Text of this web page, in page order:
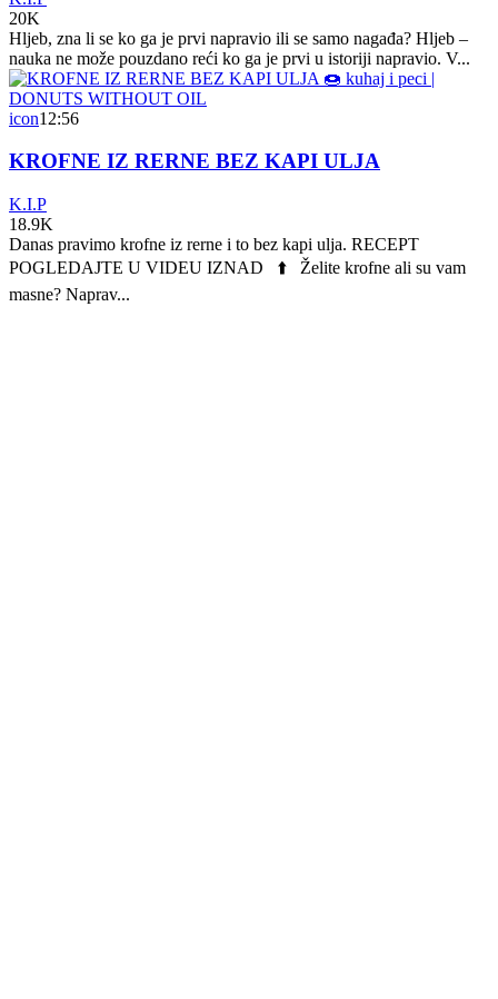
20K
Hljeb, zna li se ko ga je prvi napravio ili se samo nagađa? Hljeb –
nauka ne može pouzdano reći ko ga je prvi u istoriji napravio. V...
icon12:56
KROFNE IZ RERNE BEZ KAPI ULJA
K.I.P
18.9K
Danas pravimo krofne iz rerne i to bez kapi ulja. RECEPT
POGLEDAJTE U VIDEU IZNAD ⬆️ Želite krofne ali su vam
masne? Naprav...